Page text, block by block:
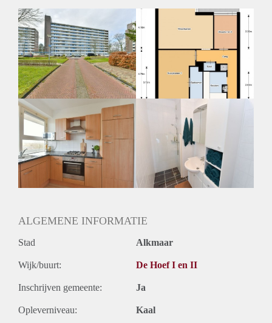
Inkomen eis
3,2 X Maandhuur Bruto
Huurtermijn
Onbepaalde termijn
Oplevering
Kaal
ALGEMENE INFORMATIE
Stad Alkmaar
Wijk/buurt: De Hoef I en II
Inschrijven gemeente: Ja
Opleverniveau: Kaal